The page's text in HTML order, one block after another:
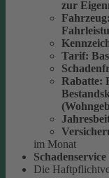
zur
Fahrzeug
Tarif:
Rabatte:
im Monat
Die